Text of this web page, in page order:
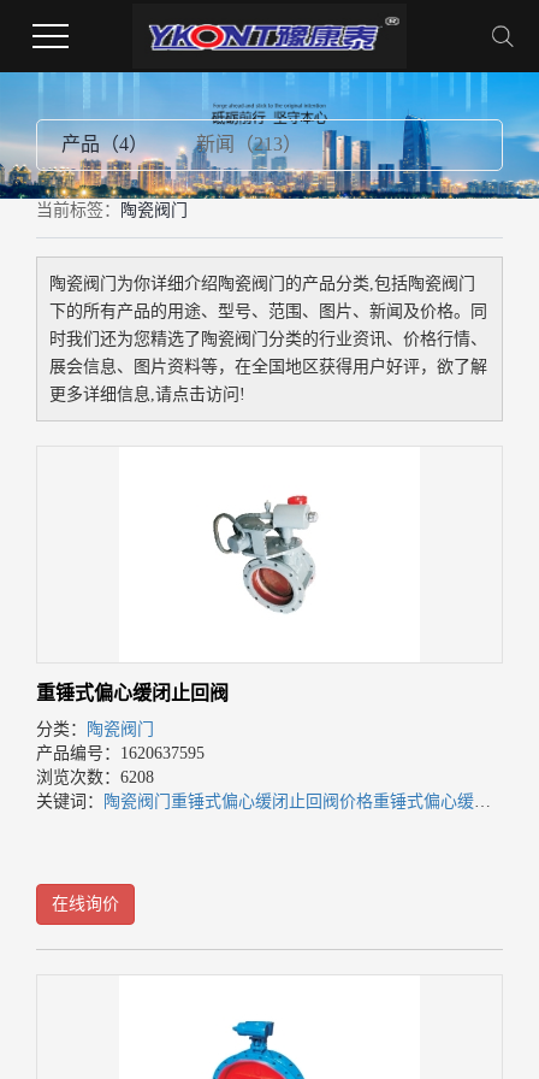
产品（4） 新闻（213）
当前标签： 陶瓷阀门
陶瓷阀门 为你详细介绍 陶瓷阀门 的产品分类,包括陶瓷阀门
下的所有产品的用途、型号、范围、图片、新闻及价格。同
时我们还为您精选了 陶瓷阀门 分类的行业资讯、价格行情、
展会信息、图片资料等，在全国地区获得用户好评，欲了解
更多详细信息,请点击访问!
重锤式偏心缓闭止回阀
分类：
陶瓷阀门
产品编号：1620637595
浏览次数：6208
关键词：
陶瓷阀门 重锤式偏心缓闭止回阀价格重锤式偏心缓闭止回阀批发
在线询价